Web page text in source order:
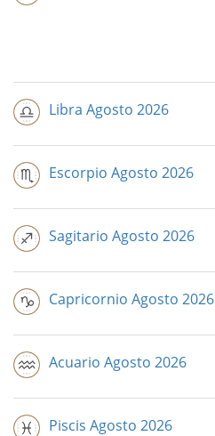
Libra Agosto 2026
Escorpio Agosto 2026
Sagitario Agosto 2026
Capricornio Agosto 2026
Acuario Agosto 2026
Piscis Agosto 2026